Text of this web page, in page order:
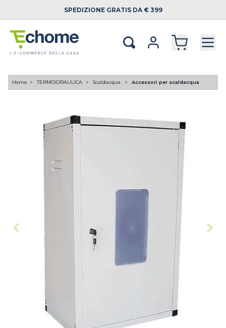
SPEDIZIONE GRATIS DA € 399
Home TERMOIDRAULICA Scaldacqua Accessori per scaldacqua